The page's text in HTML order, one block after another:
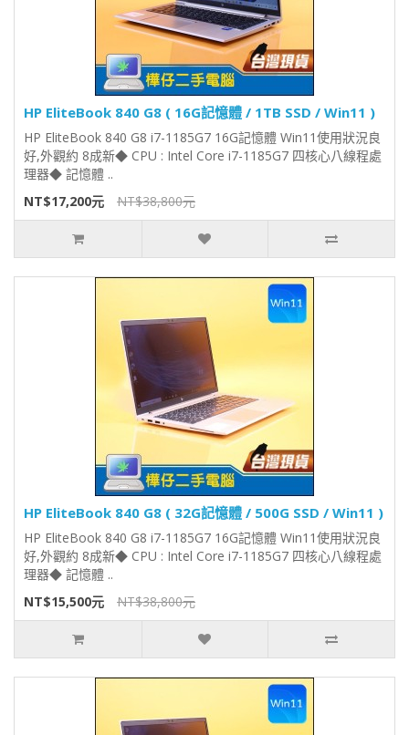
HP EliteBook 840 G8 ( 16G記憶體 / 1TB SSD / Win11 )
HP EliteBook 840 G8 i7-1185G7 16G記憶體 Win11使用狀況良
好,外觀約 8成新◆ CPU : Intel Core i7-1185G7 四核心八線程處
理器◆ 記憶體 ..
NT$17,200元
NT$38,800元
HP EliteBook 840 G8 ( 32G記憶體 / 500G SSD / Win11 )
HP EliteBook 840 G8 i7-1185G7 16G記憶體 Win11使用狀況良
好,外觀約 8成新◆ CPU : Intel Core i7-1185G7 四核心八線程處
理器◆ 記憶體 ..
NT$15,500元
NT$38,800元